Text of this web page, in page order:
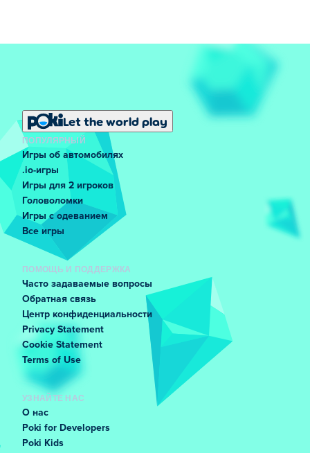
Let the world play
ПОПУЛЯРНЫЙ
Игры об автомобилях
.io-игры
Игры для 2 игроков
Головоломки
Игры с одеванием
Все игры
ПОМОЩЬ И ПОДДЕРЖКА
Часто задаваемые вопросы
Обратная связь
Центр конфиденциальности
Privacy Statement
Cookie Statement
Terms of Use
УЗНАЙТЕ НАС
О нас
Poki for Developers
Poki Kids